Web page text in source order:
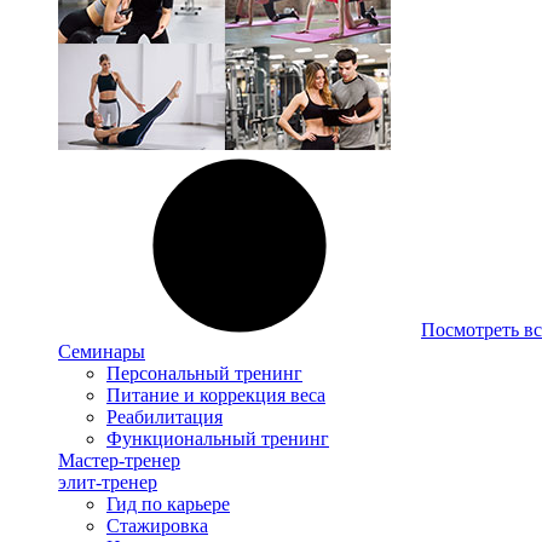
Посмотреть
Семинары
Персональный тренинг
Питание и коррекция веса
Реабилитация
Функциональный тренинг
Мастер-тренер
элит-тренер
Гид по карьере
Стажировка